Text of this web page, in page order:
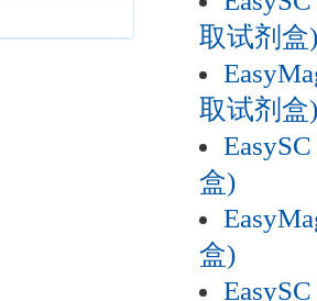
取试剂盒
取试剂盒
盒)
盒)